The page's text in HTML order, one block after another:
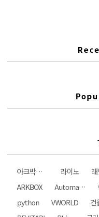
아크박스건축사사무소 라이노
ARKBOX
Automation
python
VWORLD 건